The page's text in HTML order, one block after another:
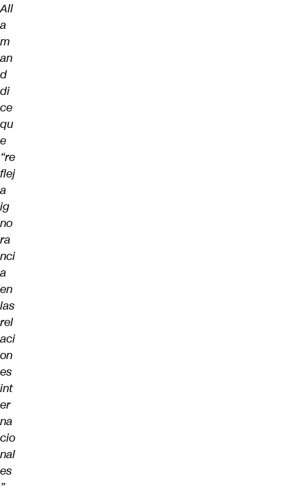
All
a
m
an
d
di
ce
qu
e
“re
flej
a
ig
no
ra
nci
a
en
las
rel
aci
on
es
int
er
na
cio
nal
es
”